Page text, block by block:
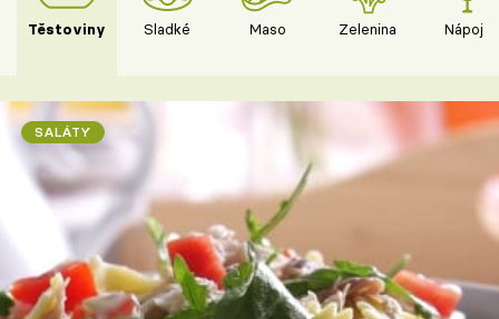
Těstoviny Sladké Maso Zelenina Nápoje
SALÁTY